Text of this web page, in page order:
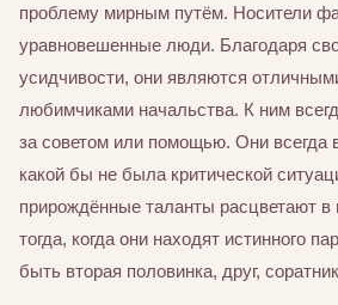
проблему мирным путём. Носители
уравновешенные люди. Благодаря
усидчивости, они являются
любимчиками начальства. К ним
за советом или помощью. Они всегда
какой бы не была критической
прирождённые таланты расцветают
тогда, когда они находят истинного
быть вторая половинка, друг,